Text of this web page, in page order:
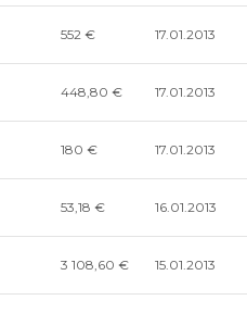
552 € 17.01.2013
448,80 € 17.01.2013
180 € 17.01.2013
53,18 € 16.01.2013
3 108,60 € 15.01.2013